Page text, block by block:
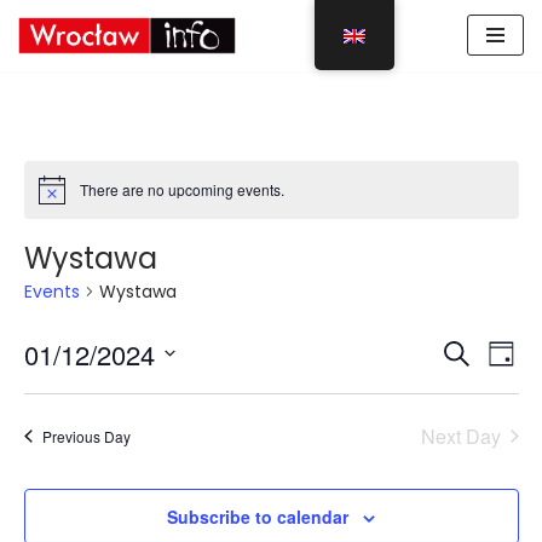
There are no upcoming events.
Wystawa
Events Wystawa
and
Views
Search
Day
01/12/2024
Previous Day Next Day
Subscribe to calendar